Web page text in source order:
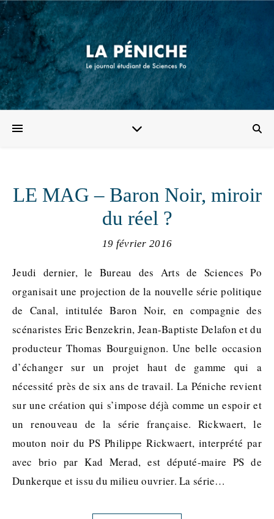
LE MAG – Baron Noir, miroir
du réel ?
19 février 2016
Jeudi dernier, le Bureau des Arts de Sciences Po
organisait une projection de la nouvelle série politique
de Canal, intitulée Baron Noir, en compagnie des
scénaristes Eric Benzekrin, Jean-Baptiste Delafon et du
producteur Thomas Bourguignon. Une belle occasion
d’échanger sur un projet haut de gamme qui a
nécessité près de six ans de travail. La Péniche revient
sur une création qui s’impose déjà comme un espoir et
un renouveau de la série française. Rickwaert, le
mouton noir du PS Philippe Rickwaert, interprété par
avec brio par Kad Merad, est député-maire PS de
Dunkerque et issu du milieu ouvrier. La série…